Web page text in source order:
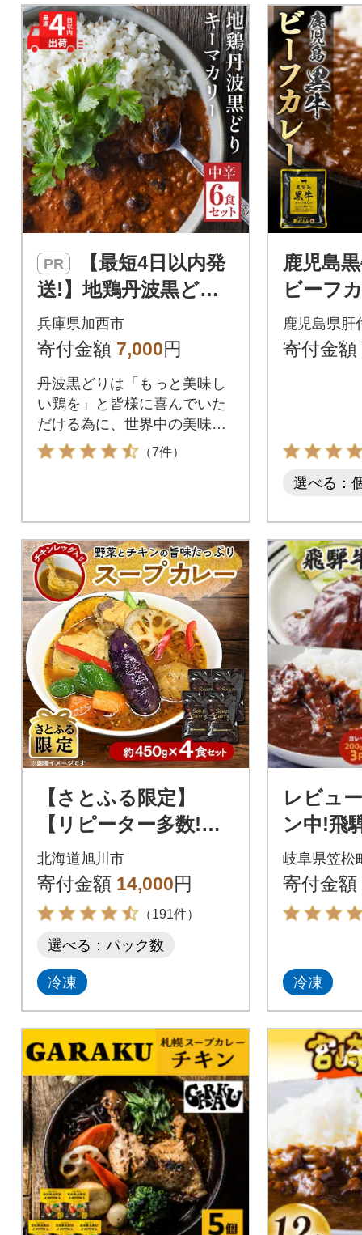
PR
送!】地鶏丹波黒どり
と丹波黒大豆のキーマ
カリー 6食セット[No
兵庫県加西市
寄付金額 7,000円
丹波黒どりは「もっと美味し
い鶏を」と皆様に喜んでいた
だける為に、世界中の美味し
い鶏を探し求めようやくたど
り着いた血統から誕生した鶏
（7件）
鹿児島
ビーフ
0P)
鹿児島県肝
寄付金額
選べる：
【さとふる限定】
【リピーター多数!】
スープカレーセット(4
食入り)_00560
北海道旭川市
寄付金額 14,000円
（191件）
選べる：パック数
冷凍
レビュ
ン中!飛
ー・ハ
の具)冷
わせセ
岐阜県笠松
寄付金額
冷凍